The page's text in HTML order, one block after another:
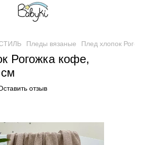
Пледы вязаные Плед хлопок
Рогожка кофе,
отзыв